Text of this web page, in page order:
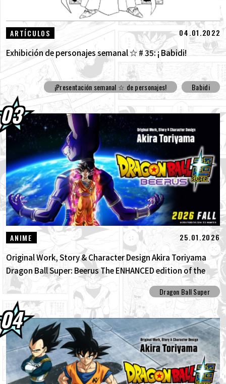
ARTÍCULOS 04.01.2022
Exhibición de personajes semanal ☆ # 35: ¡ Babidi!
¡Presentación semanal ☆ de personajes! Babidi
ANIME 25.01.2026
Original Work, Story & Character Design Akira Toriyama
Dragon Ball Super: Beerus The ENHANCED edition of the
anime Dragon Ball Super begins anew!
Dragon Ball Super